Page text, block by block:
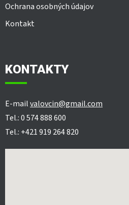
Ochrana osobných údajov
Kontakt
KONTAKTY
E-mailvalovcin@gmail.com
Tel.: 0 574 888 600
Tel.: +421 919 264 820